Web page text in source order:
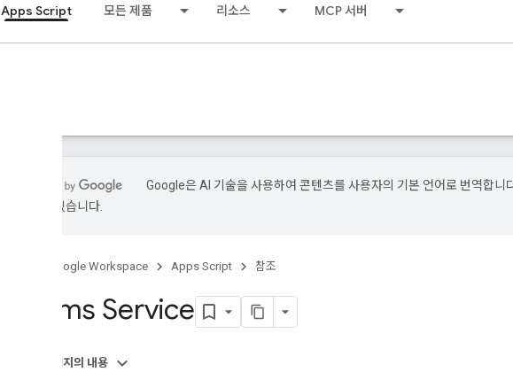
Apps Script 모든 제품 리소스 MCP 서버
Google은 AI 기술을 사용하여 콘텐츠를 사용자의 기본 언어로 번역합니
있을 수 있습니다.
Google Workspace Apps Script 참조
Forms Service
이 페이지의 내용